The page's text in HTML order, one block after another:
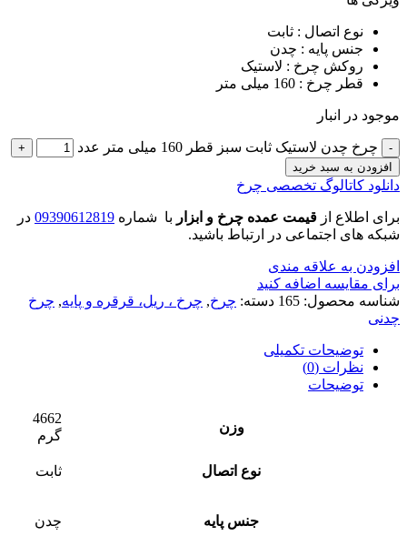
نوع اتصال : ثابت
جنس پایه : چدن
روکش چرخ : لاستیک
قطر چرخ : 160 میلی متر
موجود در انبار
چرخ چدن لاستیک ثابت سبز قطر 160 میلی متر عدد
افزودن به سبد خرید
دانلود کاتالوگ تخصصی چرخ
برای اطلاع از قیمت عمده چرخ و ابزار با شماره 09390612819 در
شبکه های اجتماعی در ارتباط باشید.
افزودن به علاقه مندی
برای مقایسه اضافه کنید
شناسه محصول: 165 دسته: چرخ, چرخ ، ریل، قرقره و پایه, چرخ
چدنی
توضیحات تکمیلی
نظرات (0)
توضیحات
وزن
4662
گرم
نوع اتصال ثابت
جنس پایه چدن